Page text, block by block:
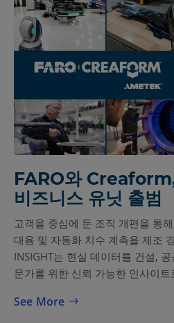
FARO와
비즈니스 유닛 출범
고객을 중심에 둔 조직 개편을 통
대용 및 자동화 치수 계측을 제조
INSIGHT는 현실 데이터를 건설,
문가를 위한 신뢰 가능한 인사이
See More